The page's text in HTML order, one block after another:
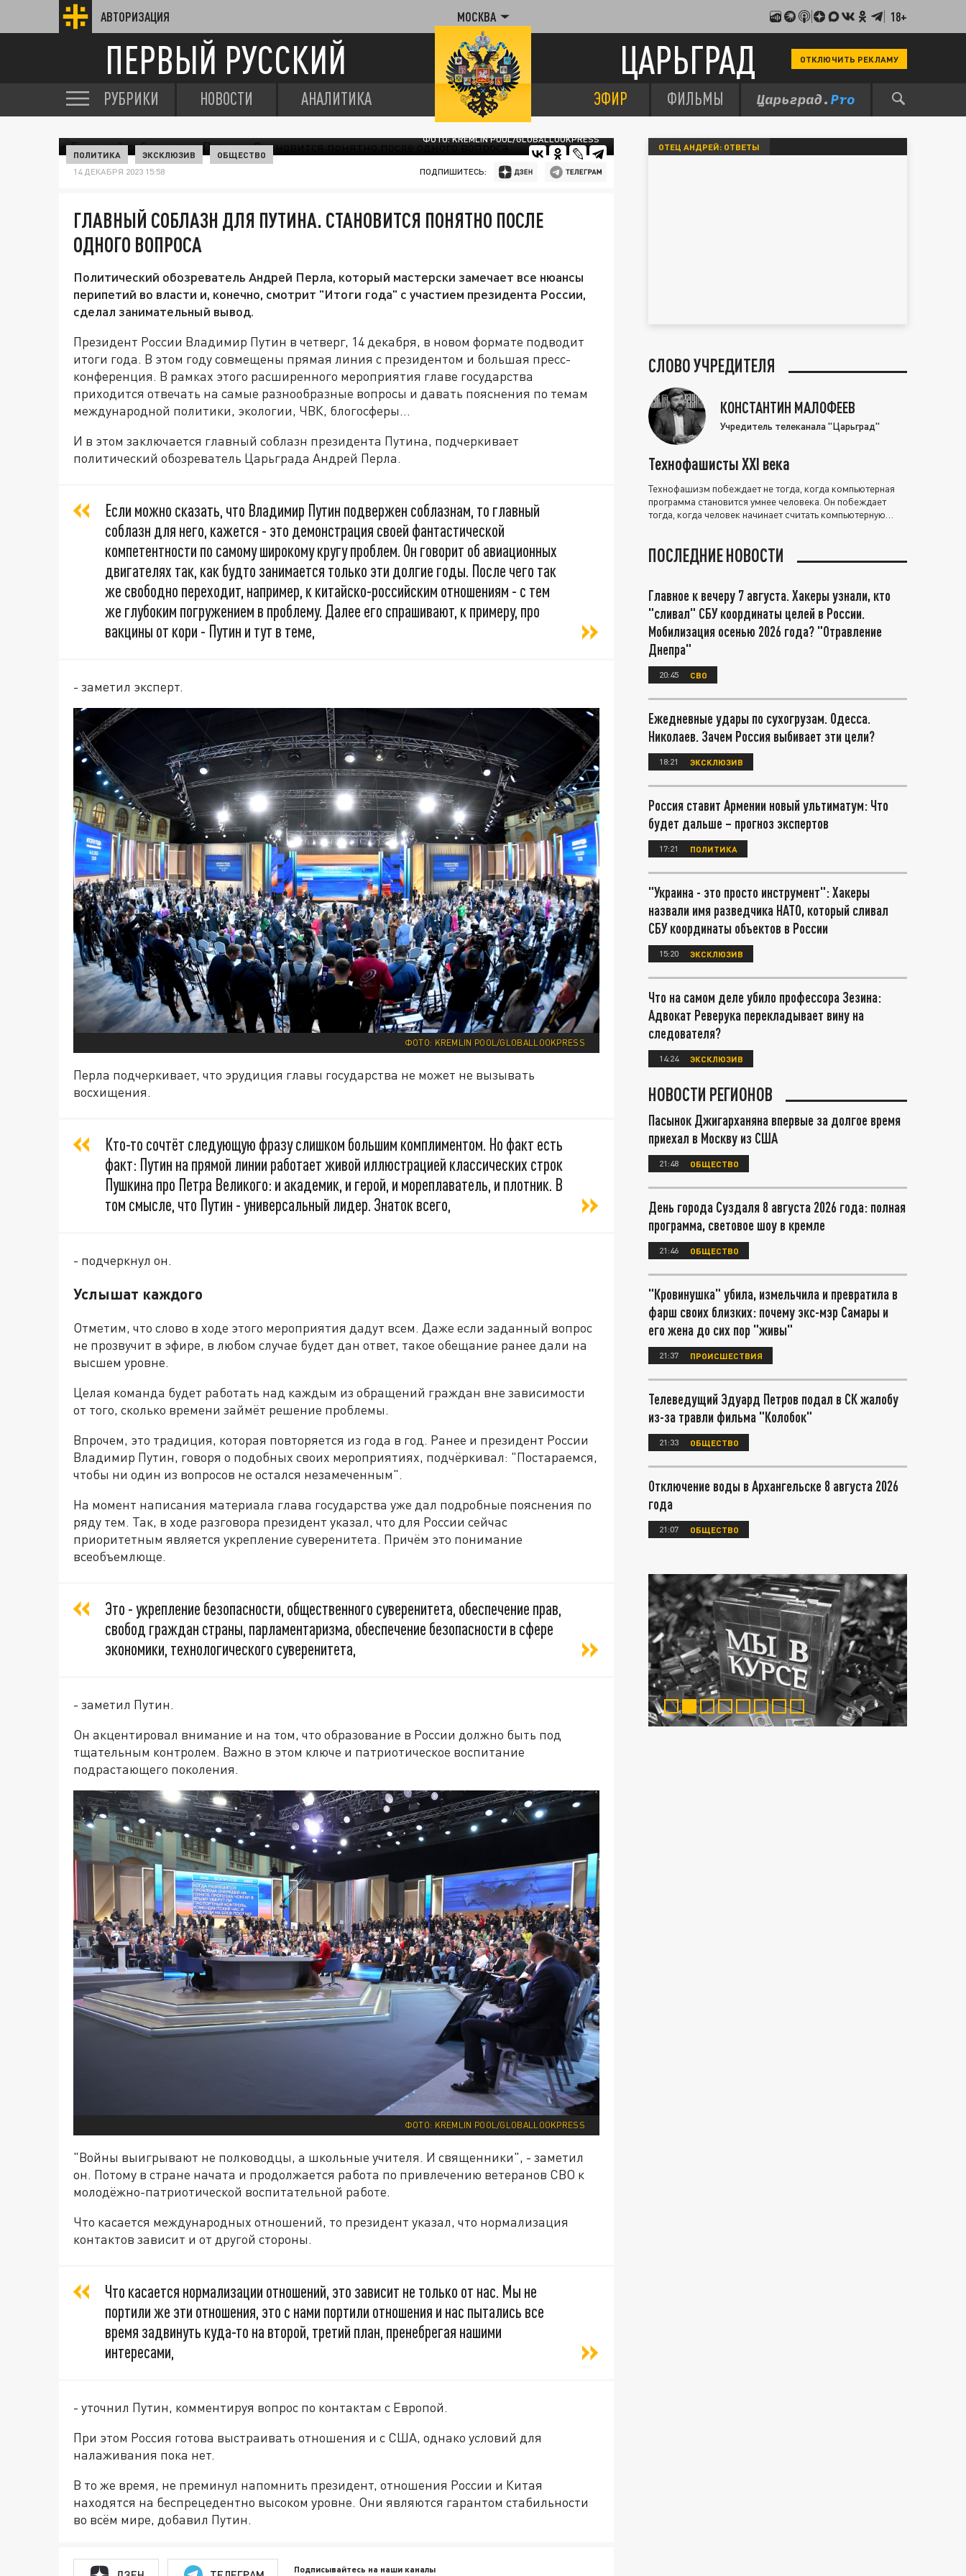
АВТОРИЗАЦИЯ МОСКВА 18+
ПЕРВЫЙ РУССКИЙ ЦАРЬГРАД ОТКЛЮЧИТЬ РЕКЛАМУ
РУБРИКИ НОВОСТИ АНАЛИТИКА ЭФИР ФИЛЬМЫ
ФОТО: KREMLIN POOL/GLOBALLOOKPRESS
ПОЛИТИКА ЭКСКЛЮЗИВ ОБЩЕСТВО
14 ДЕКАБРЯ 2023 15:58 ПОДПИШИТЕСЬ:
ГЛАВНЫЙ СОБЛАЗН ДЛЯ ПУТИНА. СТАНОВИТСЯ ПОНЯТНО ПОСЛЕ
ОДНОГО ВОПРОСА
Политический обозреватель Андрей Перла, который мастерски замечает все нюансы
перипетий во власти и, конечно, смотрит "Итоги года" с участием президента России,
сделал занимательный вывод.
Президент России Владимир Путин в четверг, 14 декабря, в новом формате подводит
итоги года. В этом году совмещены прямая линия с президентом и большая пресс-
конференция. В рамках этого расширенного мероприятия главе государства
приходится отвечать на самые разнообразные вопросы и давать пояснения по темам
международной политики, экологии, ЧВК, блогосферы...
И в этом заключается главный соблазн президента Путина, подчеркивает
политический обозреватель Царьграда Андрей Перла.
Если можно сказать, что Владимир Путин подвержен соблазнам, то главный
соблазн для него, кажется - это демонстрация своей фантастической
компетентности по самому широкому кругу проблем. Он говорит об авиационных
двигателях так, как будто занимается только эти долгие годы. После чего так
же свободно переходит, например, к китайско-российским отношениям - с тем
же глубоким погружением в проблему. Далее его спрашивают, к примеру, про
вакцины от кори - Путин и тут в теме,
- заметил эксперт.
ФОТО: KREMLIN POOL/GLOBALLOOKPRESS
Перла подчеркивает, что эрудиция главы государства не может не вызывать
восхищения.
Кто-то сочтёт следующую фразу слишком большим комплиментом. Но факт есть
факт: Путин на прямой линии работает живой иллюстрацией классических строк
Пушкина про Петра Великого: и академик, и герой, и мореплаватель, и плотник. В
том смысле, что Путин - универсальный лидер. Знаток всего,
- подчеркнул он.
Услышат каждого
Отметим, что слово в ходе этого мероприятия дадут всем. Даже если заданный вопрос
не прозвучит в эфире, в любом случае будет дан ответ, такое обещание ранее дали на
высшем уровне.
Целая команда будет работать над каждым из обращений граждан вне зависимости
от того, сколько времени займёт решение проблемы.
Впрочем, это традиция, которая повторяется из года в год. Ранее и президент России
Владимир Путин, говоря о подобных своих мероприятиях, подчёркивал: "Постараемся,
чтобы ни один из вопросов не остался незамеченным".
На момент написания материала глава государства уже дал подробные пояснения по
ряду тем. Так, в ходе разговора президент указал, что для России сейчас
приоритетным является укрепление суверенитета. Причём это понимание
всеобъемлюще.
Это - укрепление безопасности, общественного суверенитета, обеспечение прав,
свобод граждан страны, парламентаризма, обеспечение безопасности в сфере
экономики, технологического суверенитета,
- заметил Путин.
Он акцентировал внимание и на том, что образование в России должно быть под
тщательным контролем. Важно в этом ключе и патриотическое воспитание
подрастающего поколения.
ФОТО: KREMLIN POOL/GLOBALLOOKPRESS
"Войны выигрывают не полководцы, а школьные учителя. И священники", - заметил
он. Потому в стране начата и продолжается работа по привлечению ветеранов СВО к
молодёжно-патриотической воспитательной работе.
Что касается международных отношений, то президент указал, что нормализация
контактов зависит и от другой стороны.
Что касается нормализации отношений, это зависит не только от нас. Мы не
портили же эти отношения, это с нами портили отношения и нас пытались все
время задвинуть куда-то на второй, третий план, пренебрегая нашими
интересами,
- уточнил Путин, комментируя вопрос по контактам с Европой.
При этом Россия готова выстраивать отношения и с США, однако условий для
налаживания пока нет.
В то же время, не преминул напомнить президент, отношения России и Китая
находятся на беспрецедентно высоком уровне. Они являются гарантом стабильности
во всём мире, добавил Путин.
Подписывайтесь на наши каналы
ОТЕЦ АНДРЕЙ: ОТВЕТЫ
СЛОВО УЧРЕДИТЕЛЯ
КОНСТАНТИН МАЛОФЕЕВ
Учредитель телеканала "Царьград"
Технофашисты XXI века
Технофашизм побеждает не тогда, когда компьютерная
программа становится умнее человека. Он побеждает
тогда, когда человек начинает считать компьютерную
ПОСЛЕДНИЕ НОВОСТИ
Главное к вечеру 7 августа. Хакеры узнали, кто
"сливал" СБУ координаты целей в России.
Мобилизация осенью 2026 года? "Отравление
Днепра"
20:45 СВО
Ежедневные удары по сухогрузам. Одесса.
Николаев. Зачем Россия выбивает эти цели?
18:21 ЭКСКЛЮЗИВ
Россия ставит Армении новый ультиматум: Что
будет дальше – прогноз экспертов
17:21 ПОЛИТИКА
"Украина - это просто инструмент": Хакеры
назвали имя разведчика НАТО, который сливал
СБУ координаты объектов в России
15:20 ЭКСКЛЮЗИВ
Что на самом деле убило профессора Зезина:
Адвокат Реверука перекладывает вину на
следователя?
14:24 ЭКСКЛЮЗИВ
НОВОСТИ РЕГИОНОВ
Пасынок Джигарханяна впервые за долгое время
приехал в Москву из США
21:48 ОБЩЕСТВО
День города Суздаля 8 августа 2026 года: полная
программа, световое шоу в кремле
21:46 ОБЩЕСТВО
"Кровинушка" убила, измельчила и превратила в
фарш своих близких: почему экс-мэр Самары и
его жена до сих пор "живы"
21:37 ПРОИСШЕСТВИЯ
Телеведущий Эдуард Петров подал в СК жалобу
из-за травли фильма "Колобок"
21:33 ОБЩЕСТВО
Отключение воды в Архангельске 8 августа 2026
года
21:07 ОБЩЕСТВО